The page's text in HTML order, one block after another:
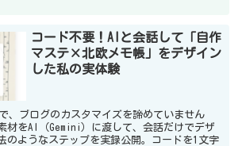
コード不要！AIと会話して「自作
マステ×北欧メモ帳」をデザイン
した私の実体験
で、ブログのカスタマイズを諦めていません
材をAI（Gemini）に渡して、会話だけでデザ
のようなステップを実録公開。コードを1文字